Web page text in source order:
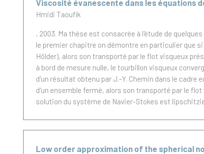
Viscosité évanescente dans les équations
Hmidi Taoufik
, 2003. Ma thèse est consacrée à l'étude de
le premier chapitre on démontre en particulier que
Hölder), alors son transporté par le flot visqueux
à bord de mesure nulle, le tourbillon visqueux
d'un résultat obtenu par J.-Y. Chemin dans le cadre
d'un ensemble fermé, alors son transporté par le
solution du système de Navier-Stokes est
Low order approximation of the spherical